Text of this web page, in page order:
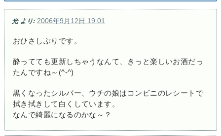
光 より: 2006年9月12日 19:01
おひさしぶりです。
酔ってても更新しちゃうなんて、きっと楽しいお酒だっ
たんですね～(^-^)
黒くなったシルバー、ウチの娘はコンビニのレシートで
拭き拭きして白くしています。
なんで綺麗になるのかな～？